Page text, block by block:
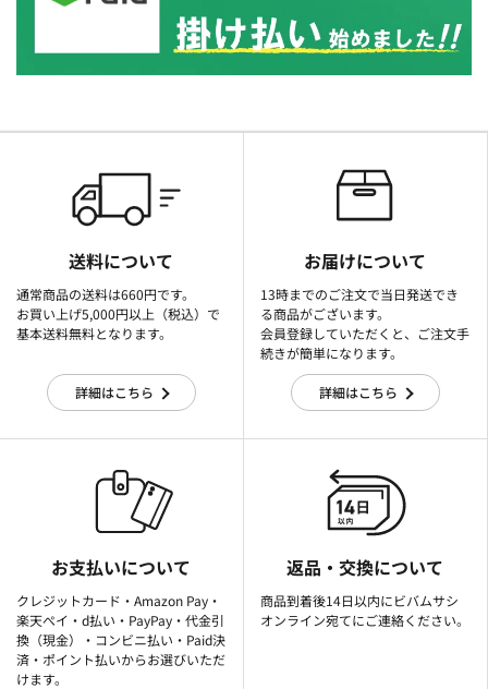
送料について
通常商品の送料は660円です。
お買い上げ5,000円以上（税込）で
基本送料無料となります。
詳細はこちら
お届けについて
13時までのご注文で当日発送でき
る商品がございます。
会員登録していただくと、ご注文手
続きが簡単になります。
詳細はこちら
お支払いについて
クレジットカード・Amazon Pay・
楽天ぺイ・d払い・PayPay・代金引
換（現金）・コンビニ払い・Paid決
済・ポイント払いからお選びいただ
けます。
返品・交換について
商品到着後14日以内にビバムサシ
オンライン宛てにご連絡ください。